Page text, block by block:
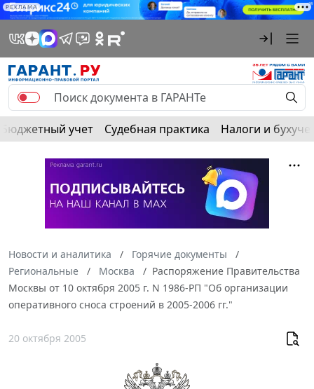
РЕКЛАМА
Бюджетный учет Судебная практика Налоги и
Новости и аналитика
Горячие документы
Региональные
Москва
Распоряжение Правительства
Москвы от 10 октября 2005 г. N 1986-РП "Об организации
оперативного сноса строений в 2005-2006 гг."
20 октября 2005